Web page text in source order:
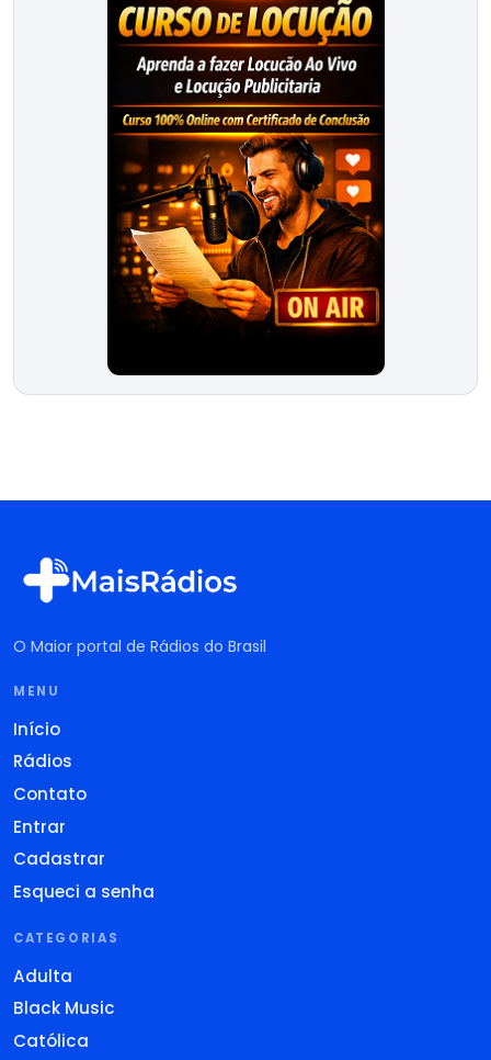
O Maior portal de Rádios do Brasil
MENU
Início
Rádios
Contato
Entrar
Cadastrar
Esqueci a senha
CATEGORIAS
Adulta
Black Music
Católica